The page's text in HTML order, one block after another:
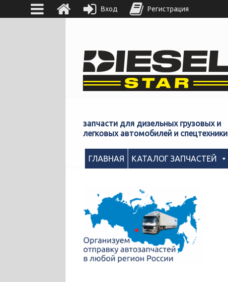
запчасти для дизельных грузовых и
легковых автомобилей и спецтехники
ГЛАВНАЯ КАТАЛОГ ЗАПЧАСТЕЙ
Вход Регистрация